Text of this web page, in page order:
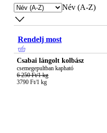
Név (A-Z)
Rendelj most
Csabai lángolt kolbász
6 250 Ft/1 kg
3790 Ft/1 kg